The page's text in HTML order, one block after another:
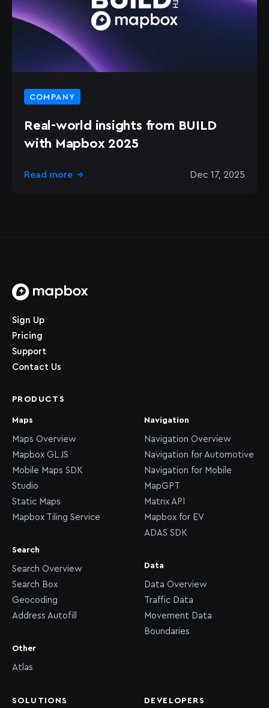
COMPANY
Real-world insights from BUILD
with Mapbox 2025
Read more → Dec 17, 2025
Sign Up
Pricing
Support
Contact Us
PRODUCTS
Maps
Maps Overview
Mapbox GL JS
Mobile Maps SDK
Studio
Static Maps
Mapbox Tiling Service
Search
Search Overview
Search Box
Geocoding
Address Autofill
Other
Atlas
Navigation
Navigation Overview
Navigation for Automotive
Navigation for Mobile
MapGPT
Matrix API
Mapbox for EV
ADAS SDK
Data
Data Overview
Traffic Data
Movement Data
Boundaries
SOLUTIONS DEVELOPERS